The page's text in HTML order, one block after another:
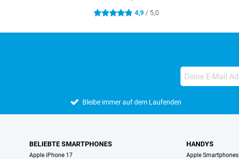
4.9 Sterne 4,9/ 5,0
Bleibe immer auf dem Laufenden
BELIEBTE SMARTPHONES
Apple iPhone 17
HANDYS
Apple Smartphones